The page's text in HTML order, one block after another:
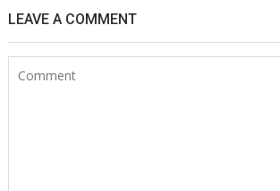
LEAVE A COMMENT